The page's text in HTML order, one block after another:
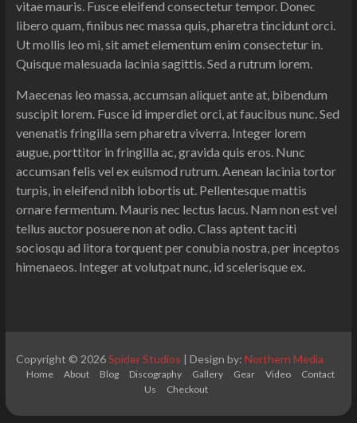
vitae mauris. Fusce eleifend consectetur tempor. Donec
libero quam, finibus nec massa quis, pharetra tincidunt orci.
Ut mollis leo mi, sit amet elementum enim consectetur in.
Quisque malesuada lacinia sagittis. Sed a rutrum lorem.
Maecenas leo massa, accumsan aliquet ante at, bibendum
suscipit lorem. Fusce id imperdiet orci, at faucibus nunc. Sed
venenatis fringilla sem pharetra viverra. Integer lorem
augue, porttitor in fringilla ac, gravida quis eros. Nunc
accumsan felis vel ex euismod rutrum. Aenean lacinia tortor
turpis, in eleifend nibh lobortis ut. Pellentesque mattis
ornare fermentum. Mauris nec lectus lacus. Nam non est vel
tellus auctor posuere non at odio. Class aptent taciti
sociosqu ad litora torquent per conubia nostra, per inceptos
himenaeos. Integer at volutpat nunc, id scelerisque ex.
Copyright © 2026Spider Studios | Design by: Northern Media
Home About Blog Discography Gallery Gear Video
Contact
Us
Checkout